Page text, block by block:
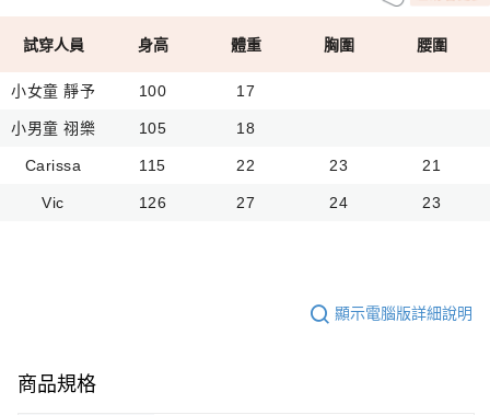
試穿人員 身高 體重 胸圍 腰圍
小女童 靜予 100 17
小男童 祤樂 105 18
Carissa 115 22 23 21
Vic 126 27 24 23
顯示電腦版詳細說明
商品規格